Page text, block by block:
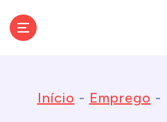
Início - Emprego -